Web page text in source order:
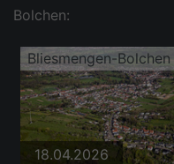
Bolchen:
Bliesmengen-
18.04.2026